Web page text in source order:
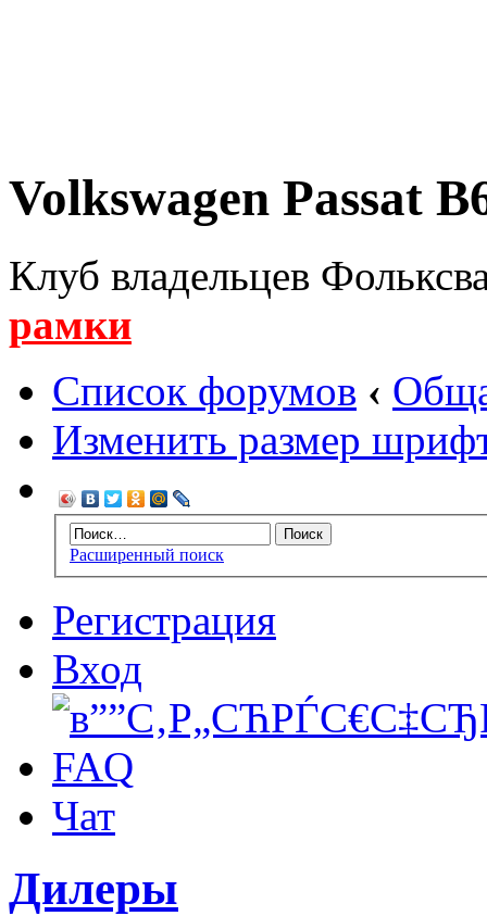
Volkswagen Passat
Клуб владельцев
рамки
Список форумов ‹
Изменить размер
Расширенный поиск
Регистрация
Вход
FAQ
Чат
Дилеры